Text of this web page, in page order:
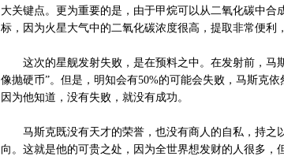
大关键点。更为重要的是，由于甲烷可以从二氧化碳中
标，因为火星大气中的二氧化碳浓度很高，提取非常便利
这次的星舰发射失败，是在预料之中。在发射前，马
像抛硬币”。但是，明知会有50%的可能会失败，马斯克
因为他知道，没有失败，就没有成功。
马斯克既没有天才的荣誉，也没有商人的自私，持之
向。这就是他的可贵之处，因为全世界想发财的人很多，